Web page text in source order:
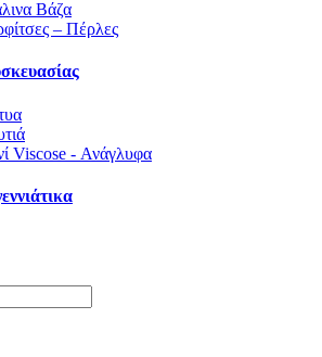
Βάζα
– Πέρλες
Viscose - Ανάγλυφα